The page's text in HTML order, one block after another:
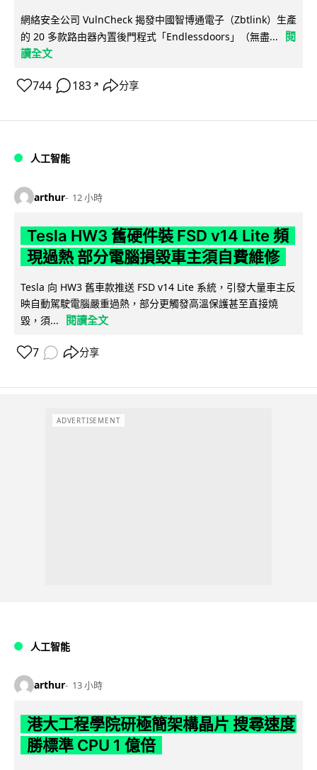
網絡安全公司 VulnCheck 揭發中國智博通電子（Zbtlink）生產
的 20 多款路由器內置後門程式「Endlessdoors」（無盡...
閱
讀全文
744 183 ↗ 分享
人工智能
arthur 12 小時
Tesla HW3 舊硬件裝 FSD v14 Lite 頻
現過熱 部分電腦損毀車主須自費維修
Tesla 向 HW3 舊車款推送 FSD v14 Lite 系統，引發大量車主反
映自動駕駛電腦嚴重過熱，部分更觸發高溫保護甚至直接燒
毀，須...
閱讀全文
7 分享
ADVERTISEMENT
人工智能
arthur 13 小時
港大工程學院研極簡架構晶片 搜尋速度
勝標準 CPU 1 億倍